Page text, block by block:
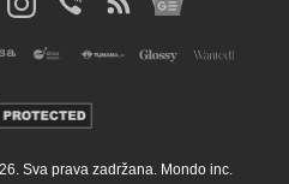
Sva prava zadržana. Mondo inc.